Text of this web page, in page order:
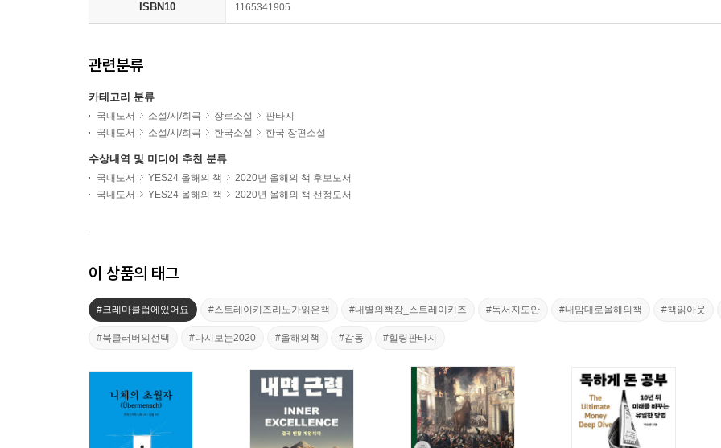
ISBN10 1165341905
관련분류
카테고리 분류
국내도서 소설/시/희곡 장르소설
판타지
국내도서
소설/시/희곡 한국소설 한국 장편소설
수상내역 및 미디어 추천 분류
국내도서 YES24 올해의 책
2020년 올해의 책 후보도서
국내도서
YES24 올해의 책 2020년 올해의 책 선정도서
이 상품의 태그
#크레마클럽에있어요 #스트레이키즈리노가읽은책 #내별의책장_스트레이키즈 #독서지도안 #내맘대로올해의책 #책읽아웃
#북클러버의선택 #다시보는2020 #올해의책 #감동 #힐링판타지